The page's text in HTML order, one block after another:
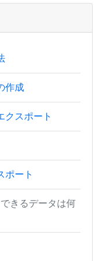
作成
クスポート
ポート
きるデータは何